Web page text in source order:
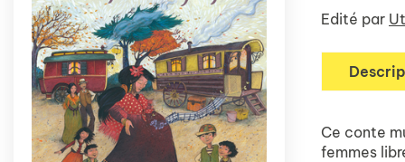
Edité par
Ce conte
femmes